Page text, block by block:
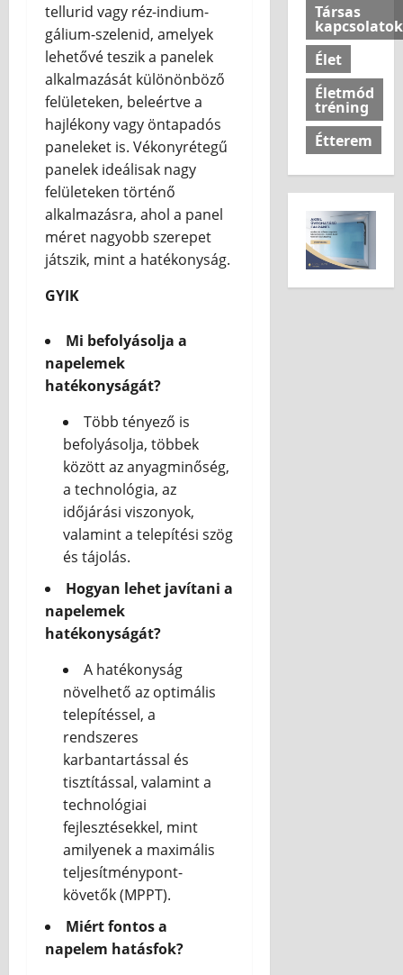
tellurid vagy réz-indium-
gálium-szelenid, amelyek
lehetővé teszik a panelek
alkalmazását különönböző
felületeken, beleértve a
hajlékony vagy öntapadós
paneleket is. Vékonyrétegű
panelek ideálisak nagy
felületeken történő
alkalmazásra, ahol a panel
méret nagyobb szerepet
játszik, mint a hatékonyság.
GYIK
Mi befolyásolja a
napelemek
hatékonyságát?
Több tényező is
befolyásolja, többek
között az anyagminőség,
a technológia, az
időjárási viszonyok,
valamint a telepítési szög
és tájolás.
Hogyan lehet javítani a
napelemek
hatékonyságát?
A hatékonyság
növelhető az optimális
telepítéssel, a
rendszeres
karbantartással és
tisztítással, valamint a
technológiai
fejlesztésekkel, mint
amilyenek a maximális
teljesítménypont-
követők (MPPT).
Miért fontos a
napelem hatásfok?
Társas
kapcsolatok
Élet
Életmód
tréning
Étterem